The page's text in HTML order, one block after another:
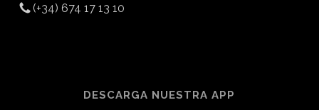
(+34) 674 17 13 10
DESCARGA NUESTRA APP